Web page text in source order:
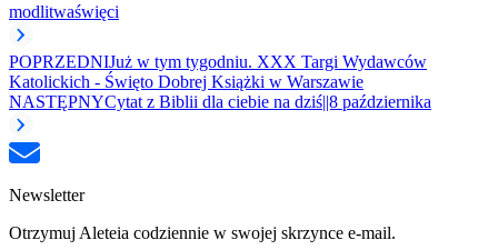
modlitwaświęci
POPRZEDNIJuż w tym tygodniu. XXX Targi Wydawców
Katolickich - Święto Dobrej Książki w Warszawie
NASTĘPNYCytat z Biblii dla ciebie na dziś||8 października
Newsletter
Otrzymuj Aleteia codziennie w swojej skrzynce e-mail.